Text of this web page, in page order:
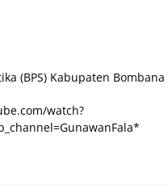
(BPS) Kabupaten Bombana
watch?